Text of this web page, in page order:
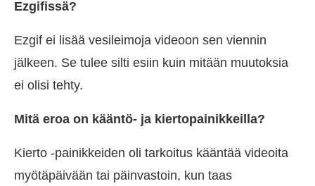
Ezgifissä?
Ezgif ei lisää vesileimoja videoon sen viennin
jälkeen. Se tulee silti esiin kuin mitään muutoksia
ei olisi tehty.
Mitä eroa on kääntö- ja kiertopainikkeilla?
Kierto -painikkeiden oli tarkoitus kääntää videoita
myötäpäivään tai päinvastoin, kun taas